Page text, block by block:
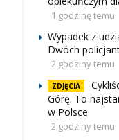
1 godzinę temu
Wypadek z
Dwóch
2 godziny temu
ZDJĘCIA
Górę. To
w Polsce
2 godziny temu